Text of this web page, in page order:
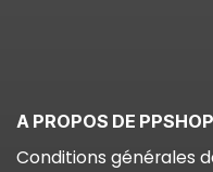
A PROPOS DE PPSHOP
Conditions générales